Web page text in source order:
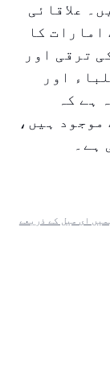
علاقائی
کا
ترقی اور
اور
ہے کہ
ہیں،
ہمیں ای میل کے ذریعے